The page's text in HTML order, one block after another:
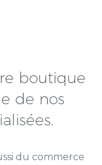
boutique
de nos
du commerce